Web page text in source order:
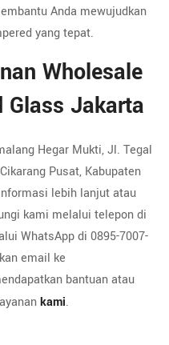
Anda mewujudkan
yang tepat.
Wholesale
Glass Jakarta
Hegar Mukti, Jl. Tegal
Pusat, Kabupaten
lebih lanjut atau
kami melalui telepon di
WhatsApp di 0895-7007-
email ke
bantuan atau
kami.